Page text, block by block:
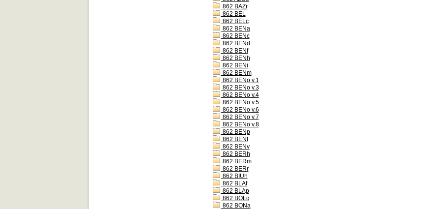
862 BAZr
862 BEL
862 BELc
862 BENa
862 BENc
862 BENd
862 BENf
862 BENh
862 BENi
862 BENm
862 BENo v.1
862 BENo v.3
862 BENo v.4
862 BENo v.5
862 BENo v.6
862 BENo v.7
862 BENo v.8
862 BENp
862 BENt
862 BENv
862 BERh
862 BERm
862 BERr
862 BIUh
862 BLAf
862 BLAp
862 BOLq
862 BONa